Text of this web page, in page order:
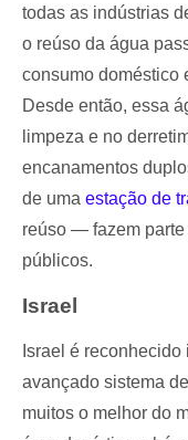
todas as indústrias
o reúso da água
consumo doméstico
Desde então, essa
limpeza e no
encanamentos
de uma estação de
reúso — fazem parte
públicos.
Israel
Israel é
avançado sistema
muitos o melhor do